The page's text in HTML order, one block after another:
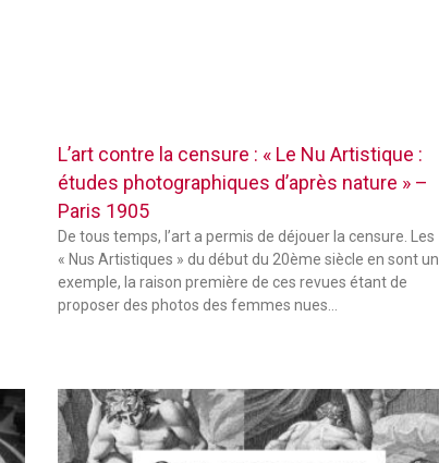
L’art contre la censure : « Le Nu Artistique :
études photographiques d’après nature » –
Paris 1905
De tous temps, l’art a permis de déjouer la censure. Les
« Nus Artistiques » du début du 20ème siècle en sont un
exemple, la raison première de ces revues étant de
proposer des photos des femmes nues…